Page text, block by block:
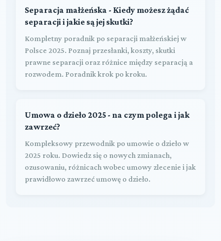
Separacja małżeńska - Kiedy możesz żądać
separacji i jakie są jej skutki?
Kompletny poradnik po separacji małżeńskiej w
Polsce 2025. Poznaj przesłanki, koszty, skutki
prawne separacji oraz różnice między separacją a
rozwodem. Poradnik krok po kroku.
Umowa o dzieło 2025 - na czym polega i jak
zawrzeć?
Kompleksowy przewodnik po umowie o dzieło w
2025 roku. Dowiedz się o nowych zmianach,
ozusowaniu, różnicach wobec umowy zlecenie i jak
prawidłowo zawrzeć umowę o dzieło.